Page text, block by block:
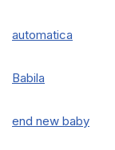
automatica
Babila
end new baby